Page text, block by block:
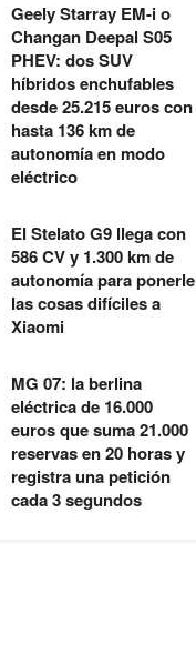
Geely Starray EM-i o
Changan Deepal S05
PHEV: dos SUV
híbridos enchufables
desde 25.215 euros con
hasta 136 km de
autonomía en modo
eléctrico
El Stelato G9 llega con
586 CV y 1.300 km de
autonomía para ponerle
las cosas difíciles a
Xiaomi
MG 07: la berlina
eléctrica de 16.000
euros que suma 21.000
reservas en 20 horas y
registra una petición
cada 3 segundos